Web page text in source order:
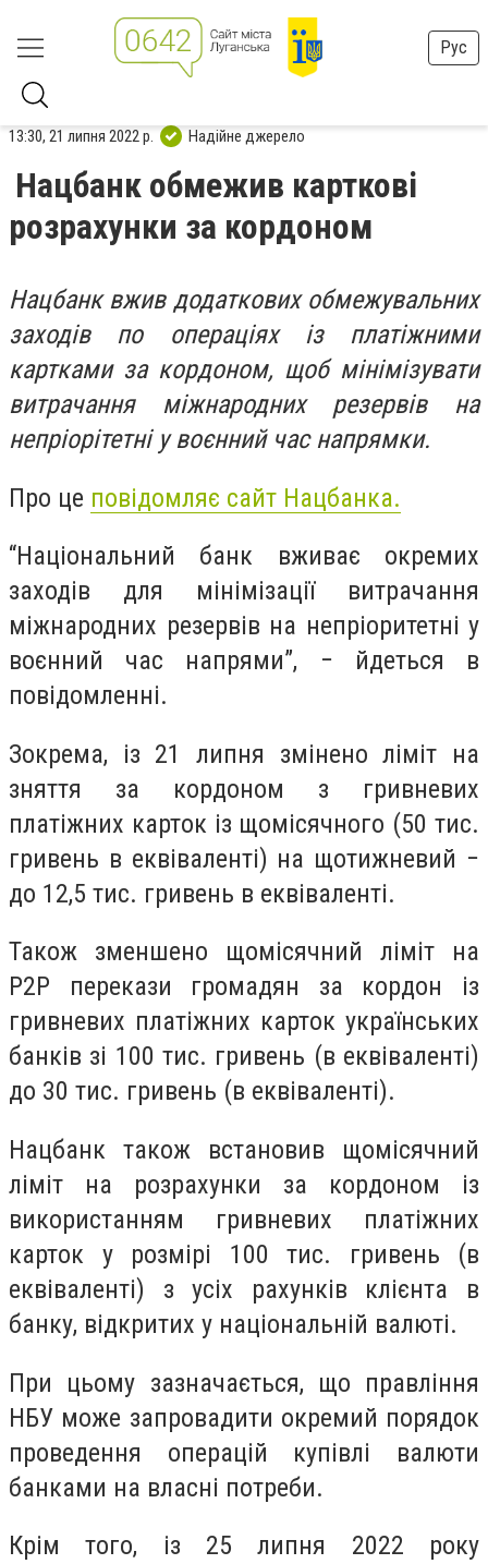
Рус
13:30, 21 липня 2022 р. Надійне джерело
Нацбанк обмежив карткові
розрахунки за кордоном
Нацбанк вжив додаткових обмежувальних
заходів по операціях із платіжними
картками за кордоном, щоб мінімізувати
витрачання міжнародних резервів на
непріорітетні у воєнний час напрямки.
Про це повідомляє сайт Нацбанка.
“Національний банк вживає окремих
заходів для мінімізації витрачання
міжнародних резервів на непріоритетні у
воєнний час напрями”, − йдеться в
повідомленні.
Зокрема, із 21 липня змінено ліміт на
зняття за кордоном з гривневих
платіжних карток із щомісячного (50 тис.
гривень в еквіваленті) на щотижневий −
до 12,5 тис. гривень в еквіваленті.
Також зменшено щомісячний ліміт на
P2P перекази громадян за кордон із
гривневих платіжних карток українських
банків зі 100 тис. гривень (в еквіваленті)
до 30 тис. гривень (в еквіваленті).
Нацбанк також встановив щомісячний
ліміт на розрахунки за кордоном із
використанням гривневих платіжних
карток у розмірі 100 тис. гривень (в
еквіваленті) з усіх рахунків клієнта в
банку, відкритих у національній валюті.
При цьому зазначається, що правління
НБУ може запровадити окремий порядок
проведення операцій купівлі валюти
банками на власні потреби.
Крім того, із 25 липня 2022 року